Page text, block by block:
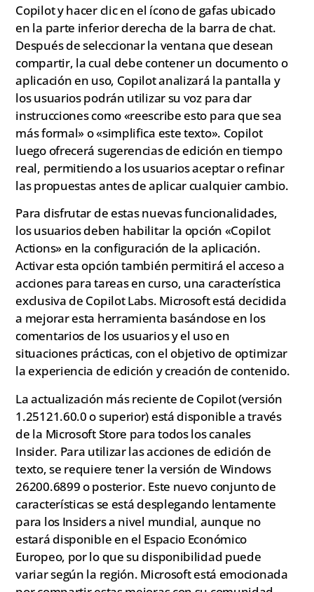
Copilot y hacer clic en el ícono de gafas ubicado
en la parte inferior derecha de la barra de chat.
Después de seleccionar la ventana que desean
compartir, la cual debe contener un documento o
aplicación en uso, Copilot analizará la pantalla y
los usuarios podrán utilizar su voz para dar
instrucciones como «reescribe esto para que sea
más formal» o «simplifica este texto». Copilot
luego ofrecerá sugerencias de edición en tiempo
real, permitiendo a los usuarios aceptar o refinar
las propuestas antes de aplicar cualquier cambio.
Para disfrutar de estas nuevas funcionalidades,
los usuarios deben habilitar la opción «Copilot
Actions» en la configuración de la aplicación.
Activar esta opción también permitirá el acceso a
acciones para tareas en curso, una característica
exclusiva de Copilot Labs. Microsoft está decidida
a mejorar esta herramienta basándose en los
comentarios de los usuarios y el uso en
situaciones prácticas, con el objetivo de optimizar
la experiencia de edición y creación de contenido.
La actualización más reciente de Copilot (versión
1.25121.60.0 o superior) está disponible a través
de la Microsoft Store para todos los canales
Insider. Para utilizar las acciones de edición de
texto, se requiere tener la versión de Windows
26200.6899 o posterior. Este nuevo conjunto de
características se está desplegando lentamente
para los Insiders a nivel mundial, aunque no
estará disponible en el Espacio Económico
Europeo, por lo que su disponibilidad puede
variar según la región. Microsoft está emocionada